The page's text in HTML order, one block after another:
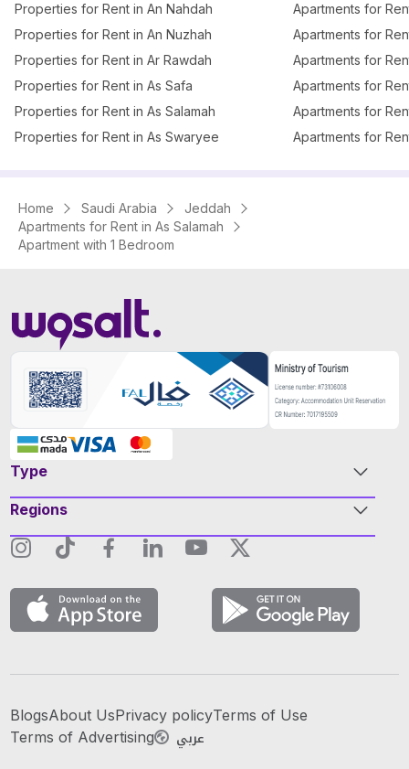
Properties for Rent in An Nahdah
Properties for Rent in An Nuzhah
Properties for Rent in Ar Rawdah
Properties for Rent in As Safa
Properties for Rent in As Salamah
Properties for Rent in As Swaryee
Apartments for
Apartments for
Apartments for
Apartments for
Apartments for
Apartments for
Home Saudi Arabia
Jeddah
Apartments for Rent in As Salamah
Apartment with 1 Bedroom
Type
Regions
BlogsAbout UsPrivacy policyTerms of Use
Terms of Advertising
عربي